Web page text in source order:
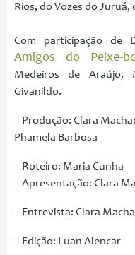
Rios, do Vozes do
Com participação de
Amigos do Peixe-
Medeiros de Araújo,
Givanildo.
– Produção: Clara
Phamela Barbosa
– Roteiro: Maria Cunha
– Apresentação: Clara
– Entrevista: Clara
– Edição: Luan Alencar